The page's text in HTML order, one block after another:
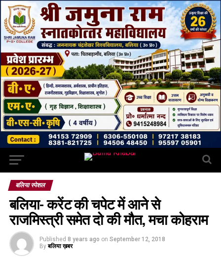
बलिया स्पेशल
बलिया- करेंट की चपेट में आने से
राजमिस्त्री समेत दो की मौत, मचा कोहराम
Published 8 years ago on September 12, 2018
By बलिया ख़बर